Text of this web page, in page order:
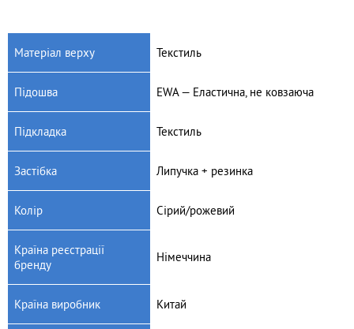
Матеріал верху Текстиль
Підошва EWA — Еластична, не ковзаюча
Підкладка Текстиль
Застібка Липучка + резинка
Колір Сірий/рожевий
Країна реєстрації
бренду
Німеччина
Країна виробник Китай